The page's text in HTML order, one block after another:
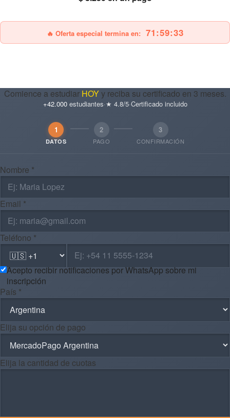
🔥 Oferta especial termina en: 71:59:33
Comience a estudiar HOYy reciba su certificado en 3 meses.
+42.000estudiantes·★ 4.8/5·Certificado incluido
1
DATOS
2
PAGO
3
CONFIRMACIÓN
Nombre *
Email *
Teléfono *
Acepto recibir notificaciones por WhatsApp sobre mi
inscripción
País *
Elija su opción de pago
Elija la cantidad de cuotas